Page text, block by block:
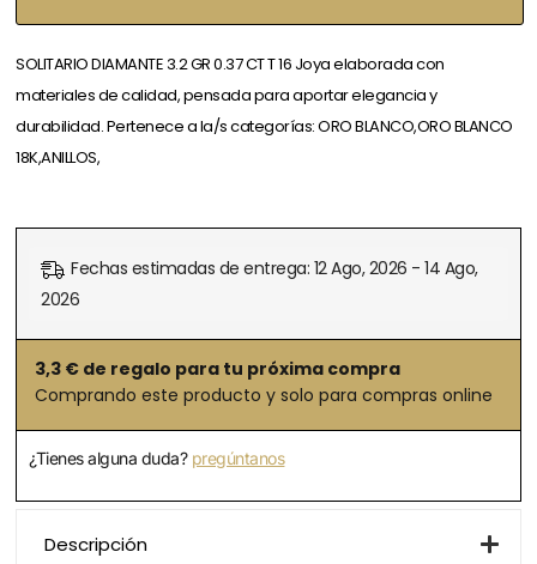
SOLITARIO DIAMANTE 3.2 GR 0.37 CT T 16 Joya elaborada con
materiales de calidad, pensada para aportar elegancia y
durabilidad. Pertenece a la/s categorías: ORO BLANCO,ORO BLANCO
18K,ANILLOS,
Fechas estimadas de entrega: 12 Ago, 2026 - 14 Ago,
2026
3,3 € de regalo para tu próxima compra
Comprando este producto y solo para compras online
¿Tienes alguna duda? pregúntanos
Descripción